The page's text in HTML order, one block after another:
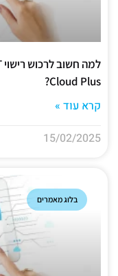
Cloud Plus?
קרא עוד »
15/02/2025
בלוג מאמרים